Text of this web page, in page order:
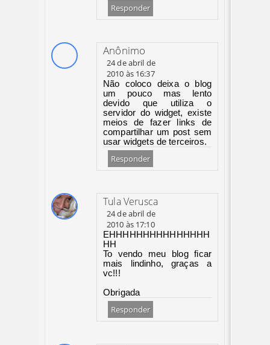
Responder
Anônimo
24 de abril de
2010 às 16:37
Não coloco deixa o blog
um pouco mas lento
devido que utiliza o
servidor do widget, existe
meios de fazer links de
compartilhar um post sem
usar widgets de terceiros.
Responder
Tula Verusca
24 de abril de
2010 às 17:10
EHHHHHHHHHHHHHHH
HH
To vendo meu blog ficar
mais lindinho, graças a
vc!!!
Obrigada
Responder